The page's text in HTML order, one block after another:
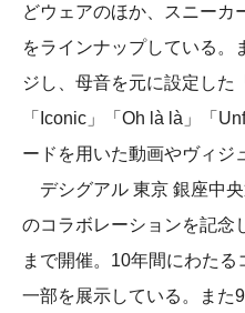
どウェアのほか、スニーカ
をラインナップしている。
ジし、母音を元に設定した
「Iconic」「Oh là là」「
ードを用いた動画やヴィジ
デシグアル 東京 銀座中
のコラボレーションを記念
まで開催。10年間にわた
一部を展示している。また